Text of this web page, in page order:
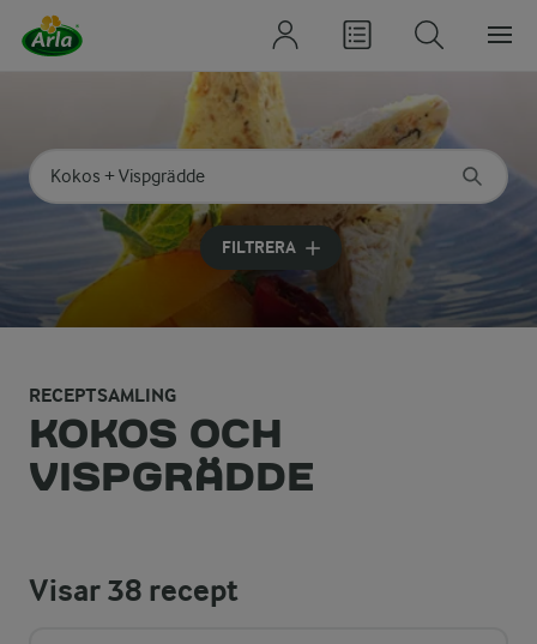
Sök på kategori eller ingrediens
Skriv in sökord för att få förslag
FILTRERA
RECEPTSAMLING
KOKOS OCH
VISPGRÄDDE
Visar38 recept